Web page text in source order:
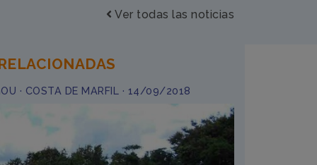
Ver todas las noticias
· COSTA DE MARFIL · 14/09/2018